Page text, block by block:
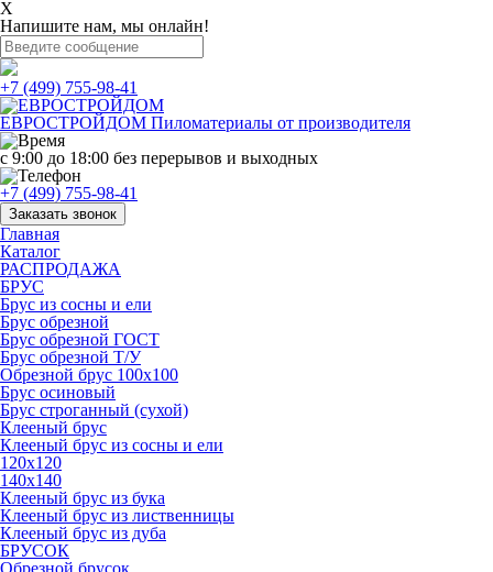
X
Напишите нам, мы онлайн!
+7 (499) 755-98-41
ЕВРОСТРОЙДОМ Пиломатериалы от производителя
с 9:00 до 18:00 без перерывов и выходных
+7 (499) 755-98-41
Заказать звонок
Главная
Каталог
РАСПРОДАЖА
БРУС
Брус из сосны и ели
Брус обрезной
Брус обрезной ГОСТ
Брус обрезной Т/У
Обрезной брус 100х100
Брус осиновый
Брус строганный (сухой)
Клееный брус
Клееный брус из сосны и ели
120х120
140х140
Клееный брус из бука
Клееный брус из лиственницы
Клееный брус из дуба
БРУСОК
Обрезной брусок